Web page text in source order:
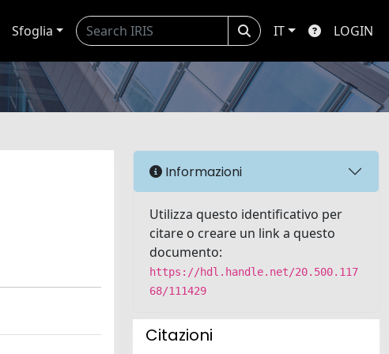
Sfoglia IT LOGIN
Informazioni
Utilizza questo identificativo per
citare o creare un link a questo
documento:
https://hdl.handle.net/20.500.117
68/111429
Citazioni